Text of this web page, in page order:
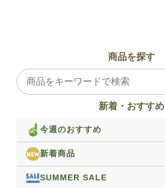
商品を探す
新着・おすすめ
今週のおすすめ
新着商品
SUMMER SALE